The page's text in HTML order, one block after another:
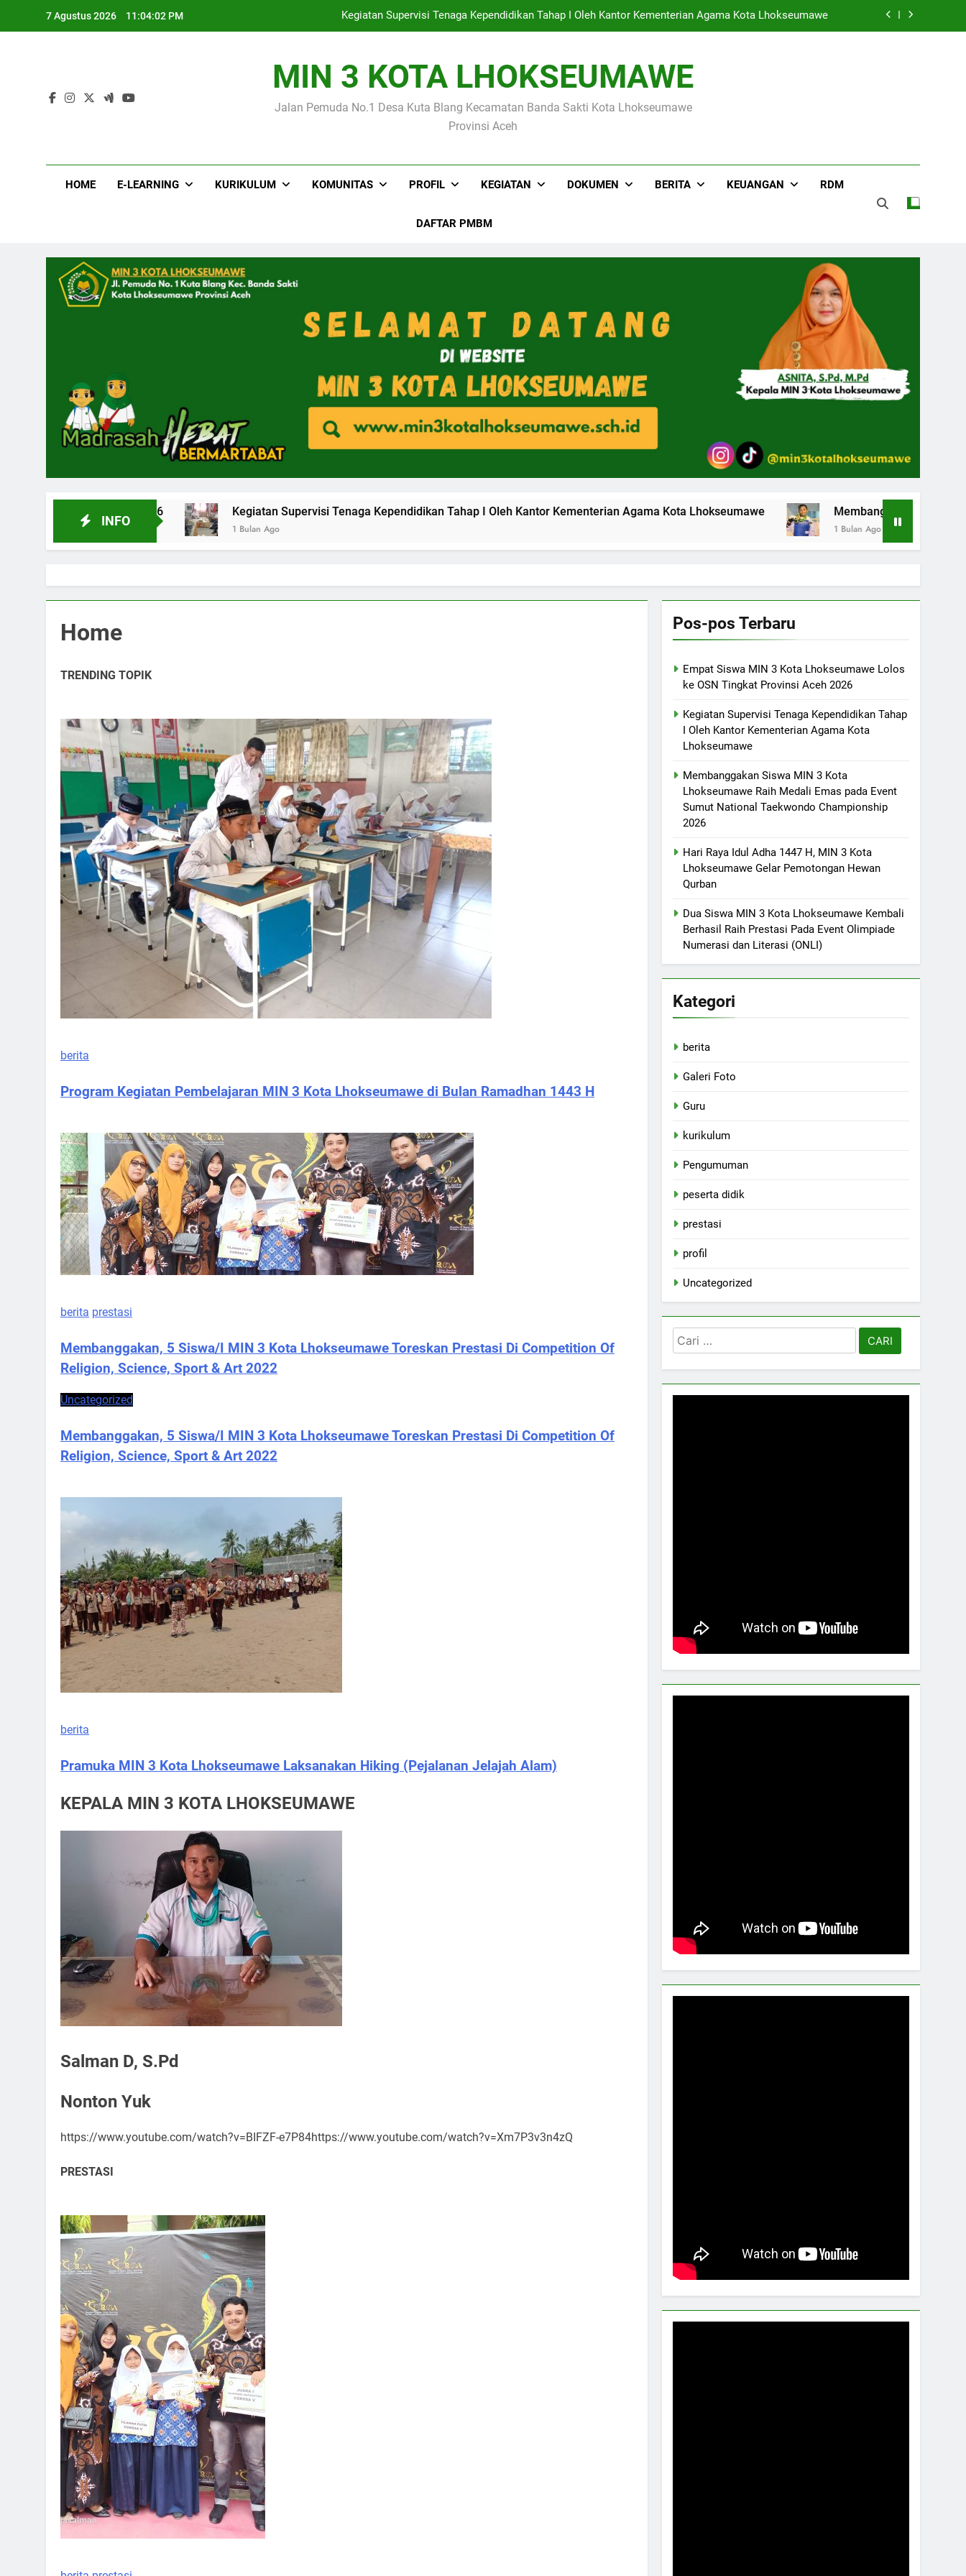
7 Agustus 2026 11:04:03 PM
Membanggakan Siswa MIN 3 Kota Lhokseumawe Raih Medali Emas pada Event Sumut National Taekwondo
Empat Siswa MIN 3 Kota Lhokseumawe Lolos ke OSN Tingkat Provinsi Aceh 2026
Kegiatan Supervisi Tenaga Kependidikan Tahap I Oleh Kantor Kementerian Agama Kota Lhokseumawe
MIN 3 KOTA LHOKSEUMAWE
Jalan Pemuda No.1 Desa Kuta Blang Kecamatan Banda Sakti Kota Lhokseumawe
Provinsi Aceh
HOME E-LEARNING KURIKULUM KOMUNITAS PROFIL KEGIATAN DOKUMEN BERITA KEUANGAN RDM
DAFTAR PMBM
INFO
Kegiatan Supervisi Tenaga Kependidikan Tahap I Oleh Kantor Kementerian Agama Kota Lhokseumawe
1 Bulan Ago
Membanggakan Siswa MIN 3 Kota
1 Bulan Ago
Home
TRENDING TOPIK
berita
Program Kegiatan Pembelajaran MIN 3 Kota Lhokseumawe di Bulan Ramadhan 1443 H
berita prestasi
Membanggakan, 5 Siswa/I MIN 3 Kota Lhokseumawe Toreskan Prestasi Di Competition Of
Religion, Science, Sport & Art 2022
Uncategorized
Membanggakan, 5 Siswa/I MIN 3 Kota Lhokseumawe Toreskan Prestasi Di Competition Of
Religion, Science, Sport & Art 2022
berita
Pramuka MIN 3 Kota Lhokseumawe Laksanakan Hiking (Pejalanan Jelajah Alam)
KEPALA MIN 3 KOTA LHOKSEUMAWE
Salman D, S.Pd
Nonton Yuk
https://www.youtube.com/watch?v=BIFZF-e7P84https://www.youtube.com/watch?v=Xm7P3v3n4zQ
PRESTASI
Pos-pos Terbaru
Empat Siswa MIN 3 Kota Lhokseumawe Lolos
ke OSN Tingkat Provinsi Aceh 2026
Kegiatan Supervisi Tenaga Kependidikan Tahap
I Oleh Kantor Kementerian Agama Kota
Lhokseumawe
Membanggakan Siswa MIN 3 Kota
Lhokseumawe Raih Medali Emas pada Event
Sumut National Taekwondo Championship
2026
Hari Raya Idul Adha 1447 H, MIN 3 Kota
Lhokseumawe Gelar Pemotongan Hewan
Qurban
Dua Siswa MIN 3 Kota Lhokseumawe Kembali
Berhasil Raih Prestasi Pada Event Olimpiade
Numerasi dan Literasi (ONLI)
Kategori
berita
Galeri Foto
Guru
kurikulum
Pengumuman
peserta didik
prestasi
profil
Uncategorized
Cari
untuk: